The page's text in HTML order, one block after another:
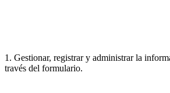
1. Gestionar, registrar y administrar la
través del formulario.